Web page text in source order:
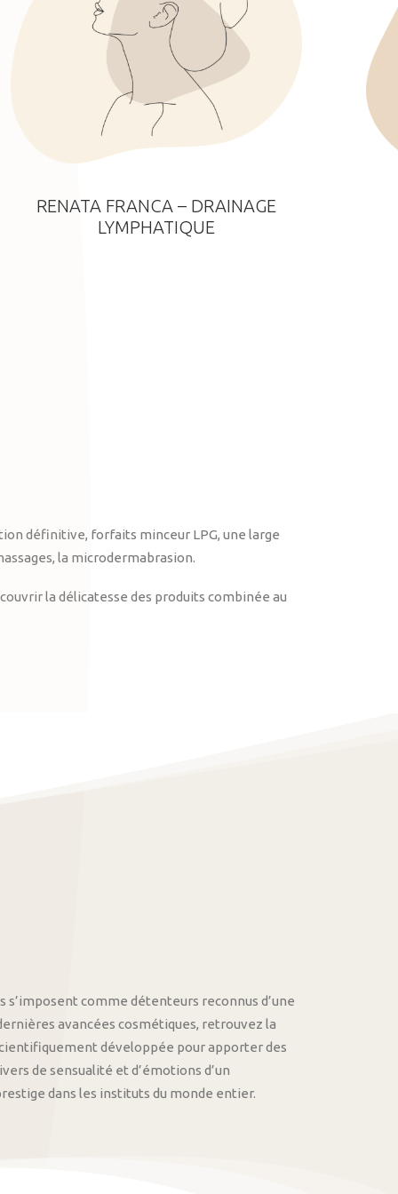
RENATA FRANCA – DRAINAGE
LYMPHATIQUE
définitive, forfaits minceur LPG, une large
la microdermabrasion.
la délicatesse des produits combinée au
s’imposent comme détenteurs reconnus d’une
avancées cosmétiques, retrouvez la
développée pour apporter des
de sensualité et d’émotions d’un
dans les instituts du monde entier.